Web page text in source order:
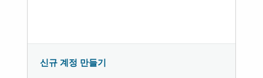
신규 계정 만들기